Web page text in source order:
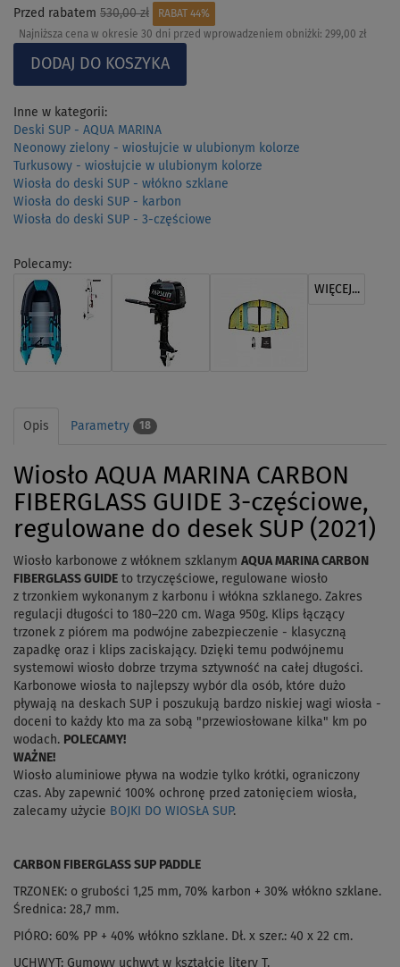
Przed rabatem 530,00 zł
RABAT 44%
Najniższa cena w okresie 30 dni przed wprowadzeniem obniżki: 299,00 zł
Inne w kategorii:
Deski SUP - AQUA MARINA
Neonowy zielony - wiosłujcie w ulubionym kolorze
Turkusowy - wiosłujcie w ulubionym kolorze
Wiosła do deski SUP - włókno szklane
Wiosła do deski SUP - karbon
Wiosła do deski SUP - 3-częściowe
Polecamy:
WIĘCEJ...
Opis Parametry 18
Wiosło AQUA MARINA CARBON
FIBERGLASS GUIDE 3-częściowe,
regulowane do desek SUP (2021)
Wiosło karbonowe z włóknem szklanym AQUA MARINA CARBON
FIBERGLASS GUIDE to trzyczęściowe, regulowane wiosło
z trzonkiem wykonanym z karbonu i włókna szklanego. Zakres
regulacji długości to 180–220 cm. Waga 950g. Klips łączący
trzonek z piórem ma podwójne zabezpieczenie - klasyczną
zapadkę oraz i klips zaciskający. Dzięki temu podwójnemu
systemowi wiosło dobrze trzyma sztywność na całej długości.
Karbonowe wiosła to najlepszy wybór dla osób, które dużo
pływają na deskach SUP i poszukują bardzo niskiej wagi wiosła -
doceni to każdy kto ma za sobą "przewiosłowane kilka" km po
wodach. POLECAMY!
WAŻNE!
Wiosło aluminiowe pływa na wodzie tylko krótki, ograniczony
czas. Aby zapewnić 100% ochronę przed zatonięciem wiosła,
zalecamy użycie BOJKI DO WIOSŁA SUP.
CARBON FIBERGLASS SUP PADDLE
TRZONEK: o grubości 1,25 mm, 70% karbon + 30% włókno szklane.
Średnica: 28,7 mm.
PIÓRO: 60% PP + 40% włókno szklane. Dł. x szer.: 40 x 22 cm.
UCHWYT: Gumowy uchwyt w kształcie litery T.